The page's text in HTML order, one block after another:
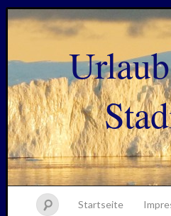
Startseite